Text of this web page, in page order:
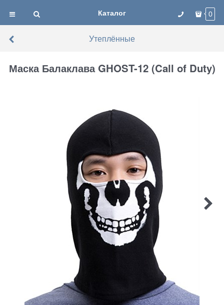
Каталог 0
Утеплённые
Маска Балаклава GHOST-12 (Call of Duty)